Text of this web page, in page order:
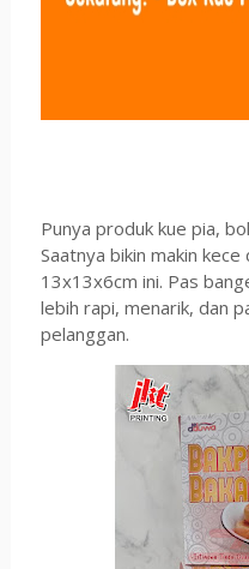
Punya produk kue pia,
Saatnya bikin makin
13x13x6cm ini. Pas
lebih rapi, menarik, dan
pelanggan.